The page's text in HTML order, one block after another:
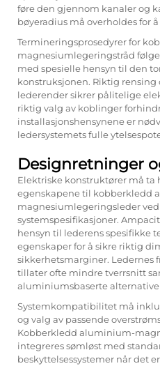
føre den gjennom kanaler og
bøyeradius må overholdes for
Termineringsprosedyrer for
magnesiumlegeringstråd
med spesielle hensyn til den
konstruksjonen. Riktig rensing
lederender sikrer pålitelige
riktig valg av koblinger
installasjonshensynene er
ledersystemets fulle
Designretninger
Elektriske konstruktører må ta
egenskapene til kobberkledd
magnesiumlegeringsleder
systemspesifikasjoner.
hensyn til lederens spesifikke
egenskaper for å sikre riktig
sikkerhetsmarginer.
tillater ofte mindre tverrsnitt
aluminiumsbaserte
Systemkompatibilitet må
og valg av passende
Kobberkledd aluminium-
integreres sømløst med
beskyttelsessystemer når det